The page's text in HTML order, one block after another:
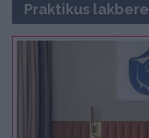
Praktikus